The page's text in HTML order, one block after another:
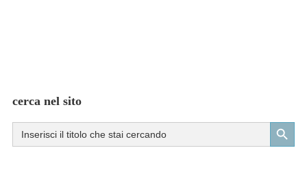
cerca nel sito
Search
for:
Search Button